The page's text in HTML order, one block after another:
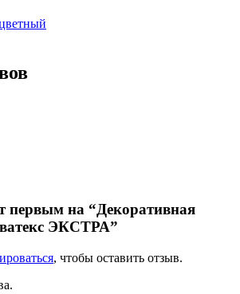
первым на “Декоративная
ЭКСТРА”
, чтобы оставить отзыв.